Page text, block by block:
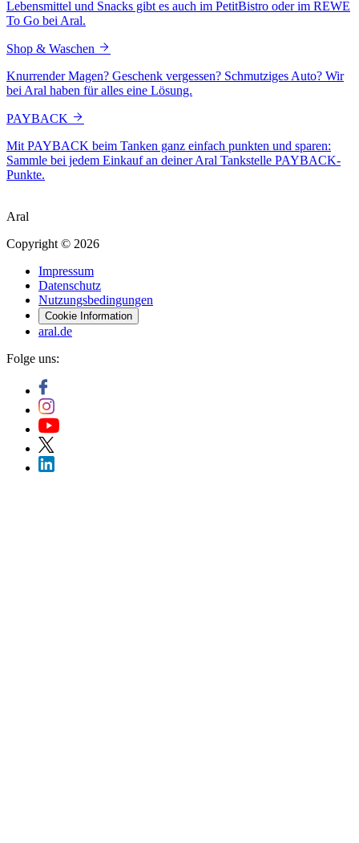
Lebensmittel und Snacks gibt es auch im PetitBistro oder im REWE
To Go bei Aral.
Shop & Waschen
Knurrender Magen? Geschenk vergessen? Schmutziges Auto? Wir
bei Aral haben für alles eine Lösung.
PAYBACK
Mit PAYBACK beim Tanken ganz einfach punkten und sparen:
Sammle bei jedem Einkauf an deiner Aral Tankstelle PAYBACK-
Punkte.
Aral
Copyright © 2026
Impressum
Datenschutz
Nutzungsbedingungen
Cookie Information
aral.de
Folge uns: